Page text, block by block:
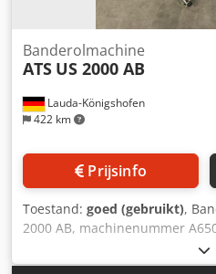
Lauda-Königshofen
422 km
Banderolmachine
ATS US 2000 AB
Prijsinfo
Toestand: goed (gebruikt),
2000 AB, machinenummer
beschikbaar Dksdex S Ew Sspfx